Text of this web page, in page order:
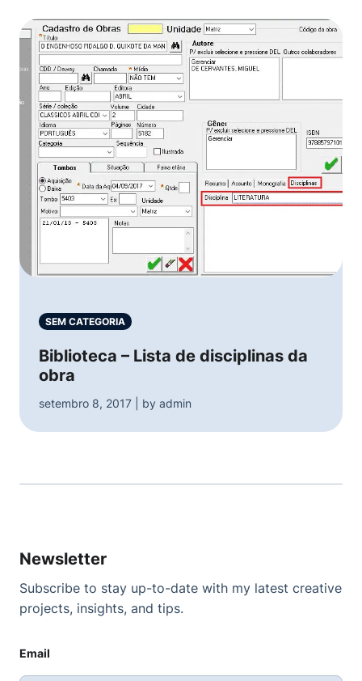
SEM CATEGORIA
Biblioteca – Lista de disciplinas da
obra
setembro 8, 2017 | by admin
Newsletter
Subscribe to stay up-to-date with my latest creative
projects, insights, and tips.
Email